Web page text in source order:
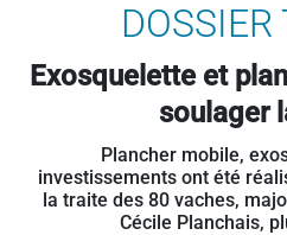
Exosquelette et
soulager
Plancher mobile,
investissements ont été
la traite des 80 vaches,
Cécile Planchais,